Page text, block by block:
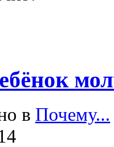
в Почему...